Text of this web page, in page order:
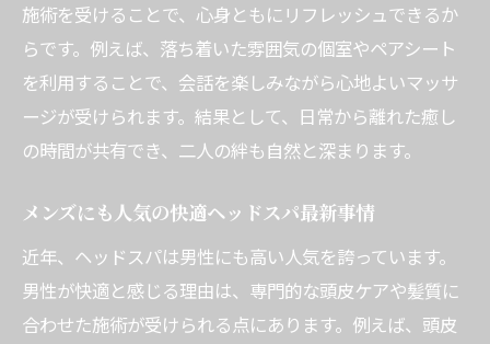
施術を受けることで、心身ともにリフレッシュできるか
らです。例えば、落ち着いた雰囲気の個室やペアシート
を利用することで、会話を楽しみながら心地よいマッサ
ージが受けられます。結果として、日常から離れた癒し
の時間が共有でき、二人の絆も自然と深まります。
メンズにも人気の快適ヘッドスパ最新事情
近年、ヘッドスパは男性にも高い人気を誇っています。
男性が快適と感じる理由は、専門的な頭皮ケアや髪質に
合わせた施術が受けられる点にあります。例えば、頭皮